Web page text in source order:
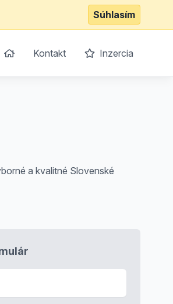
Súhlasím
Kontakt Inzercia
a kvalitné Slovenské